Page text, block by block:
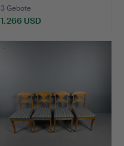
3 Gebote
1.266 USD